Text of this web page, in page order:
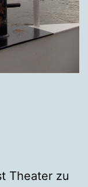
Theater zu